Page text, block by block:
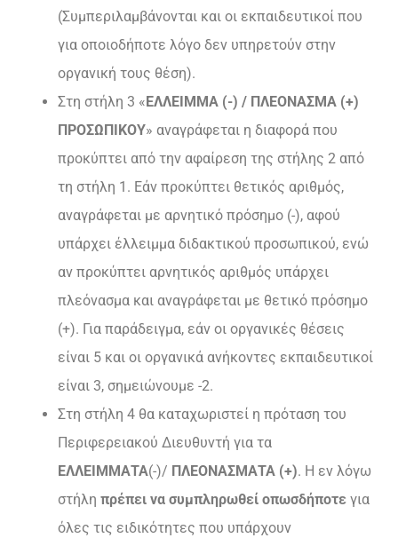
(Συμπεριλαμβάνονται και οι εκπαιδευτικοί που
για οποιοδήποτε λόγο δεν υπηρετούν στην
οργανική τους θέση).
Στη στήλη 3 «ΕΛΛΕΙΜΜΑ (-) / ΠΛΕΟΝΑΣΜΑ (+)
ΠΡΟΣΩΠΙΚΟΥ» αναγράφεται η διαφορά που
προκύπτει από την αφαίρεση της στήλης 2 από
τη στήλη 1. Εάν προκύπτει θετικός αριθμός,
αναγράφεται με αρνητικό πρόσημο (-), αφού
υπάρχει έλλειμμα διδακτικού προσωπικού, ενώ
αν προκύπτει αρνητικός αριθμός υπάρχει
πλεόνασμα και αναγράφεται με θετικό πρόσημο
(+). Για παράδειγμα, εάν οι οργανικές θέσεις
είναι 5 και οι οργανικά ανήκοντες εκπαιδευτικοί
είναι 3, σημειώνουμε -2.
Στη στήλη 4 θα καταχωριστεί η πρόταση του
Περιφερειακού Διευθυντή για τα
ΕΛΛΕΙΜΜΑΤΑ(-)/ ΠΛΕΟΝΑΣΜΑΤΑ (+). Η εν λόγω
στήλη πρέπει να συμπληρωθεί οπωσδήποτε για
όλες τις ειδικότητες που υπάρχουν